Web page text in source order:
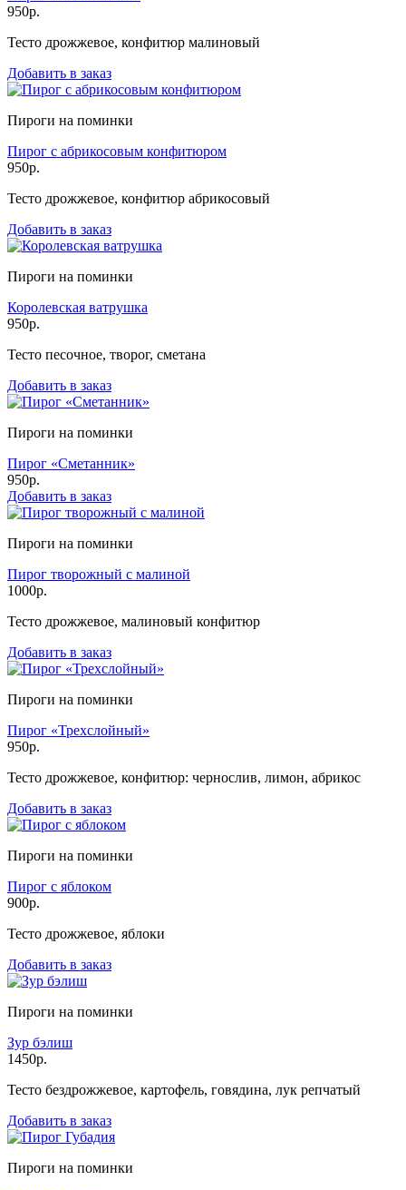
950р.
Тесто дрожжевое, конфитюр малиновый
Добавить в заказ
Пироги на поминки
Пирог с абрикосовым конфитюром
950р.
Тесто дрожжевое, конфитюр абрикосовый
Добавить в заказ
Пироги на поминки
Королевская ватрушка
950р.
Тесто песочное, творог, сметана
Добавить в заказ
Пироги на поминки
Пирог «Сметанник»
950р.
Добавить в заказ
Пироги на поминки
Пирог творожный с малиной
1000р.
Тесто дрожжевое, малиновый конфитюр
Добавить в заказ
Пироги на поминки
Пирог «Трехслойный»
950р.
Тесто дрожжевое, конфитюр: чернослив, лимон, абрикос
Добавить в заказ
Пироги на поминки
Пирог с яблоком
900р.
Тесто дрожжевое, яблоки
Добавить в заказ
Пироги на поминки
Зур бэлиш
1450р.
Тесто бездрожжевое, картофель, говядина, лук репчатый
Добавить в заказ
Пироги на поминки